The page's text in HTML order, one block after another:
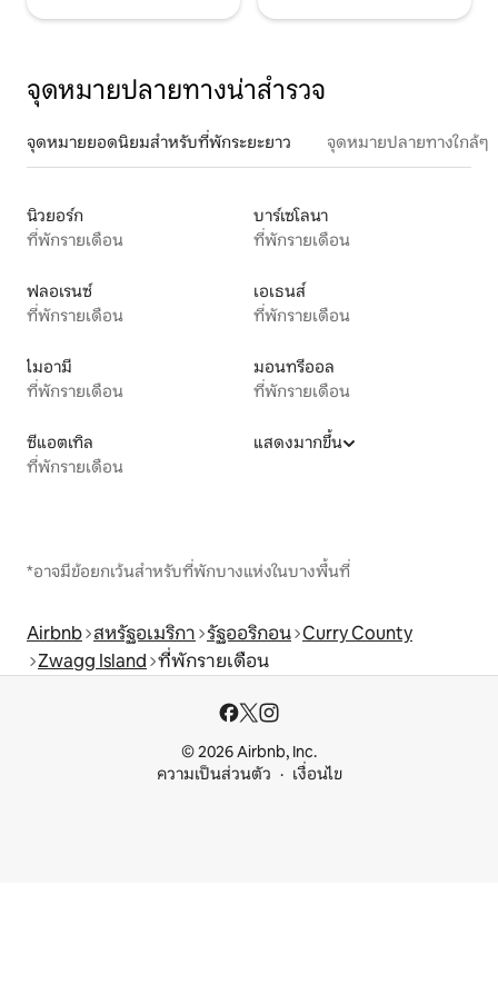
จุดหมายปลายทางน่าสำรวจ
จุดหมายยอดนิยมสำหรับที่พักระยะยาว จุดหมายปลายทางใกล้ๆ
นิวยอร์ก
ที่พักรายเดือน
บาร์เซโลนา
ที่พักรายเดือน
ฟลอเรนซ์
ที่พักรายเดือน
เอเธนส์
ที่พักรายเดือน
ไมอามี
ที่พักรายเดือน
มอนทรีออล
ที่พักรายเดือน
ซีแอตเทิล
ที่พักรายเดือน
แสดงมากขึ้น
*อาจมีข้อยกเว้นสำหรับที่พักบางแห่งในบางพื้นที่
Airbnb สหรัฐอเมริกา รัฐออริกอน Curry County
Zwagg Island ที่พักรายเดือน
© 2026 Airbnb, Inc.
ความเป็นส่วนตัว
เงื่อนไข